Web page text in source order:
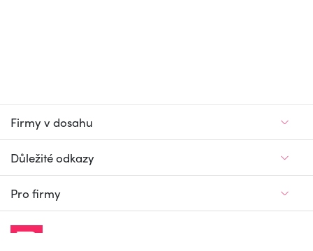
Firmy v dosahu
Důležité odkazy
Pro firmy